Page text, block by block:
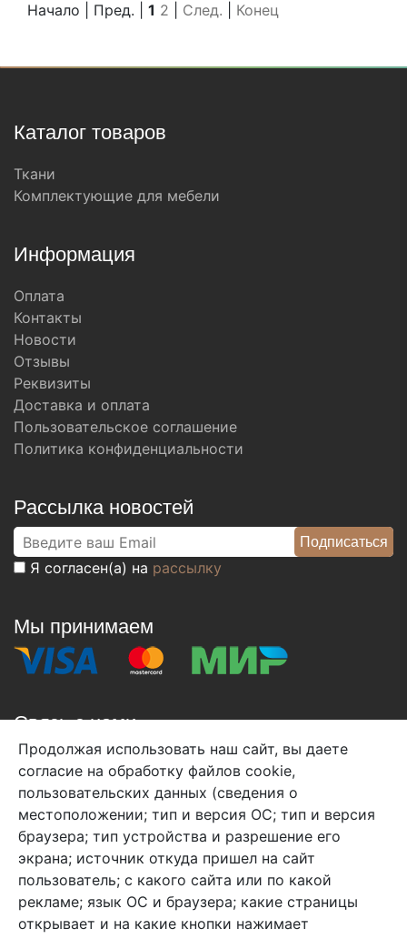
Начало | Пред. | 1 2 След. Конец
Каталог товаров
Ткани
Комплектующие для мебели
Информация
Оплата
Контакты
Новости
Отзывы
Реквизиты
Доставка и оплата
Пользовательское соглашение
Политика конфиденциальности
Рассылка новостей
Я согласен(а) на рассылку
Мы принимаем
Связь с нами
+7 (495) 933-38-08
info@arben-textile.ru- оптовые продажи
Арбен текстиль г. Щелково, пер.
1-й Советский д.25, владение 2.
Продолжая использовать наш сайт, вы даете
согласие на обработку файлов cookie,
пользовательских данных (сведения о
местоположении; тип и версия ОС; тип и версия
браузера; тип устройства и разрешение его
экрана; источник откуда пришел на сайт
пользователь; с какого сайта или по какой
рекламе; язык ОС и браузера; какие страницы
открывает и на какие кнопки нажимает